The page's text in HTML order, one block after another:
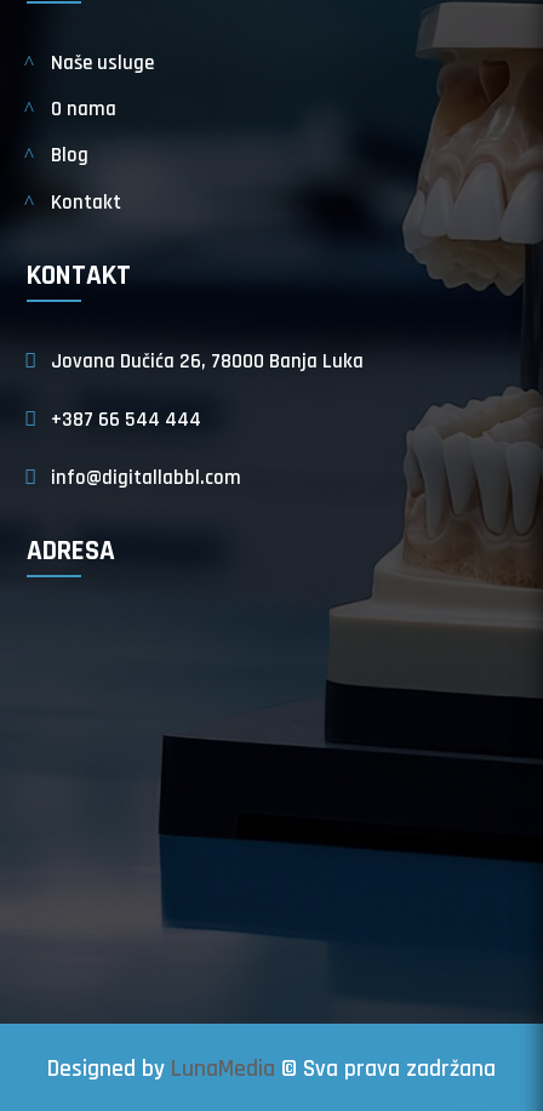
Naše usluge
O nama
Blog
Kontakt
KONTAKT
Jovana Dučića 26, 78000 Banja Luka
+387 66 544 444
info@digitallabbl.com
ADRESA
Designed by LunaMedia © Sva prava zadržana